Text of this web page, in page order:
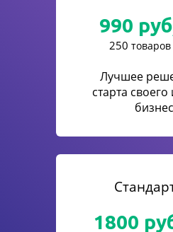
990
250
Лучшее
старта
1800